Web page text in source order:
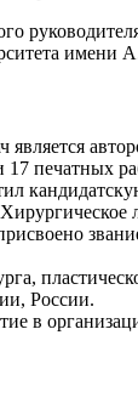
имени
является
печатных
России.
в